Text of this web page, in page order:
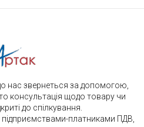
нас звернеться за допомогою,
консультація щодо товару чи
до спілкування.
платниками ПДВ,